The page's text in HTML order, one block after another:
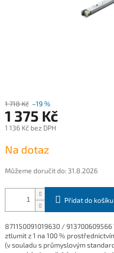
1 718 Kč –19 %
1 375 Kč
1 136 Kč bez DPH
cena:
Na dotaz
Můžeme doručit do: 31.8.2026
Přidat do košíku
871150091019630 /
ztlumit z 1 na 100 %
(v souladu s průmyslovým